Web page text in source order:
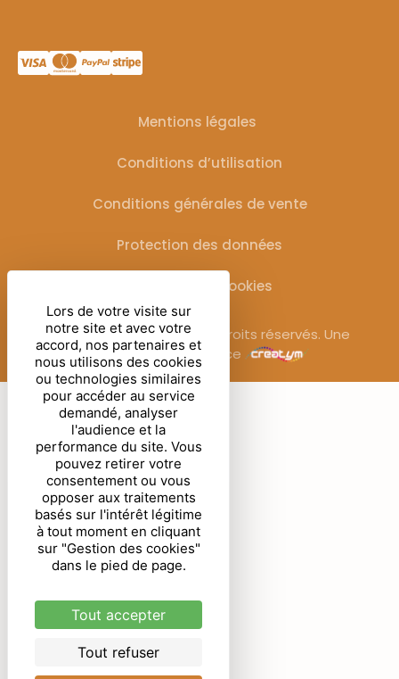
Mentions légales
Conditions d’utilisation
Conditions générales de vente
Protection des données
Gestion des cookies
© Sublimora – 2025. Tous droits réservés. Une
réalisation de l’agence
Lors de votre visite sur
notre site et avec votre
accord, nos partenaires et
nous utilisons des cookies
ou technologies similaires
pour accéder au service
demandé, analyser
l'audience et la
performance du site. Vous
pouvez retirer votre
consentement ou vous
opposer aux traitements
basés sur l'intérêt légitime
à tout moment en cliquant
sur "Gestion des cookies"
dans le pied de page.
Tout accepter
Tout refuser